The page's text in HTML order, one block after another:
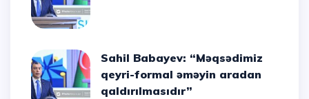
Sahil Babayev: “Məqsədimiz
qeyri-formal əməyin aradan
qaldırılmasıdır”